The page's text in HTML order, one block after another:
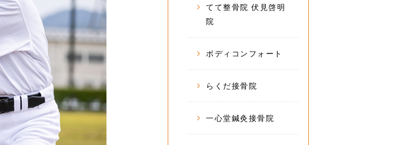
てて整骨院 伏見啓明
院
ボディコンフォート
らくだ接骨院
一心堂鍼灸接骨院